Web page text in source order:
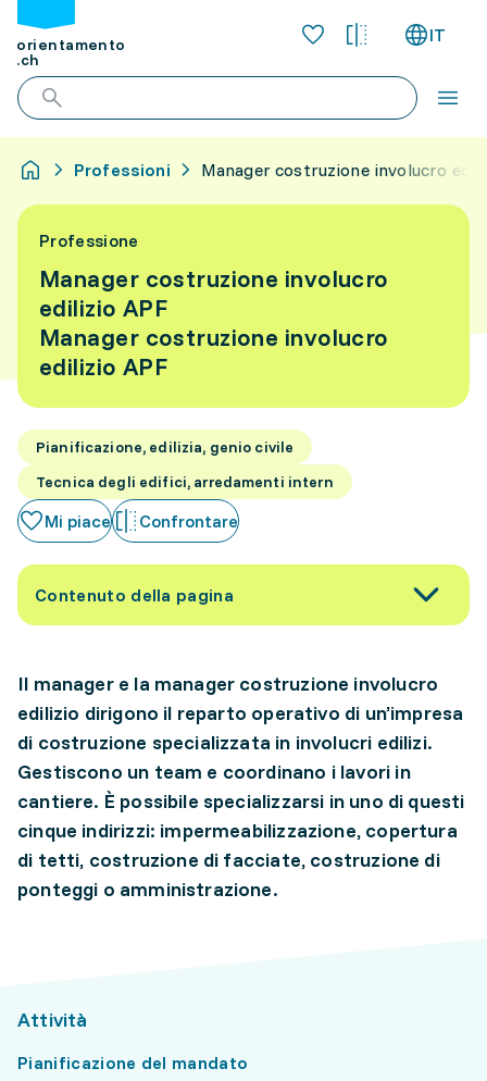
orientamento
.ch
IT
Professioni Manager costruzione involucro
Professione
Manager costruzione involucro
edilizio APF
Manager costruzione involucro
edilizio APF
Pianificazione, edilizia, genio civile
Tecnica degli edifici, arredamenti intern
Mi piace Confrontare
Contenuto della pagina
Il manager e la manager costruzione involucro
edilizio dirigono il reparto operativo di un’impresa
di costruzione specializzata in involucri edilizi.
Gestiscono un team e coordinano i lavori in
cantiere. È possibile specializzarsi in uno di questi
cinque indirizzi: impermeabilizzazione, copertura
di tetti, costruzione di facciate, costruzione di
ponteggi o amministrazione.
Attività
Pianificazione del mandato